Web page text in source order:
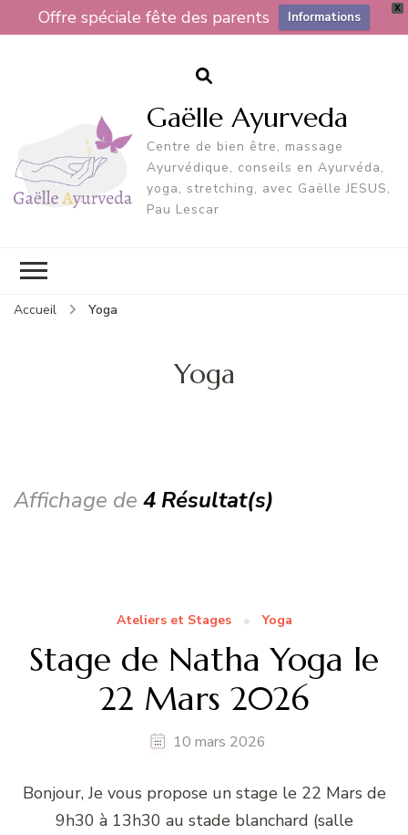
X
Offre spéciale fête des parents Informations
Gaëlle Ayurveda
Centre de bien être, massage
Ayurvédique, conseils en Ayurvéda,
yoga, stretching, avec Gaëlle JESUS,
Pau Lescar
Accueil Yoga
Yoga
Affichage de 4 Résultat(s)
Ateliers et Stages Yoga
Stage de Natha Yoga le
22 Mars 2026
10 mars 2026
Bonjour, Je vous propose un stage le 22 Mars de
9h30 à 13h30 au stade blanchard (salle